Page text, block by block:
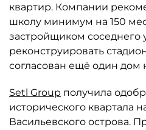
квартир. Компании
школу минимум на 150
застройщиком соседнего
реконструировать
согласован ещё один дом
Setl Group получила
исторического квартала
Васильевского острова.